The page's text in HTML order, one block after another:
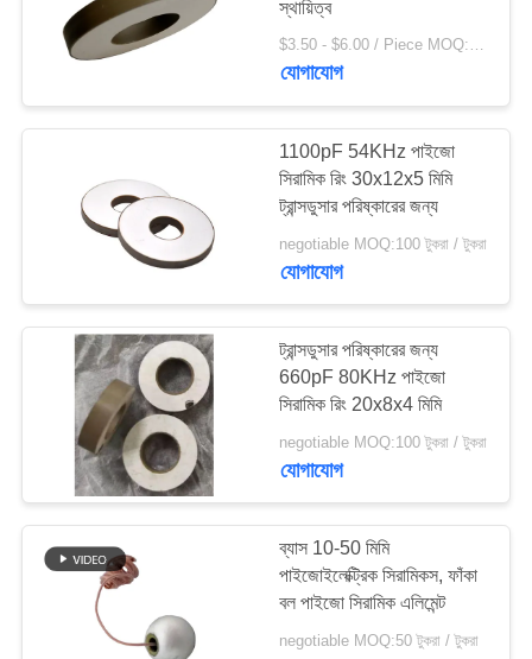
স্থায়িত্ব
$3.50 - $6.00 / Piece MOQ:100 টুকরা / টুকরা
যোগাযোগ
1100pF 54KHz পাইজো
সিরামিক রিং 30x12x5 মিমি
ট্রান্সডুসার পরিষ্কারের জন্য
negotiable MOQ:100 টুকরা / টুকরা
যোগাযোগ
ট্রান্সডুসার পরিষ্কারের জন্য
660pF 80KHz পাইজো
সিরামিক রিং 20x8x4 মিমি
negotiable MOQ:100 টুকরা / টুকরা
যোগাযোগ
ব্যাস 10-50 মিমি
পাইজোইলেক্ট্রিক সিরামিকস, ফাঁকা
বল পাইজো সিরামিক এলিমেন্ট
negotiable MOQ:50 টুকরা / টুকরা